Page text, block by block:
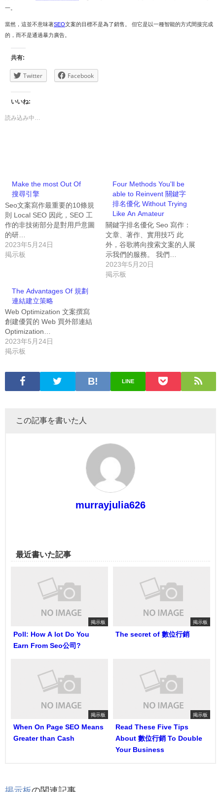
一。
當然，這並不意味著SEO文案的目標不是為了銷售。 但它是以一種智能的方式間接完成
的，而不是通過暴力廣告。
共有:
Twitter Facebook
いいね:
読み込み中…
Make the most Out Of
搜尋引擎
Seo文案寫作最重要的10條規
則 Local SEO 因此，SEO 工
作的非技術部分是對用戶意圖
的研…
2023年5月24日
掲示板
Four Methods You'll be
able to Reinvent 關鍵字
排名優化 Without Trying
Like An Amateur
關鍵字排名優化 Seo 寫作：
文章、著作、實用技巧 此
外，谷歌將向搜索文案的人展
示我們的服務。 我們…
2023年5月20日
掲示板
The Advantages Of 規劃
連結建立策略
Web Optimization 文案撰寫
創建優質的 Web 買外部連結
Optimization…
2023年5月24日
掲示板
LINE
この記事を書いた人
murrayjulia626
最近書いた記事
掲示板
Poll: How A lot Do You
Earn From Seo公司?
掲示板
The secret of 數位行銷
掲示板
When On Page SEO Means
Greater than Cash
掲示板
Read These Five Tips
About 數位行銷 To Double
Your Business